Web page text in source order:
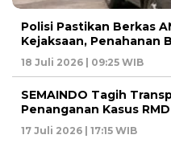
Polisi Pastikan Berkas
Kejaksaan, Penahanan
18 Juli 2026 | 09:25 WIB
SEMAINDO Tagih
Penanganan Kasus RMD
17 Juli 2026 | 17:15 WIB